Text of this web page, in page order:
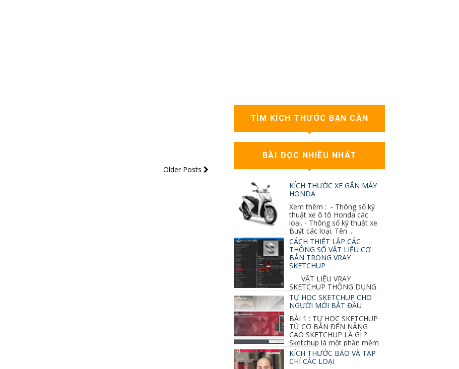
Older Posts
TÌM KÍCH THƯỚC BẠN CẦN
BÀI ĐỌC NHIỀU NHẤT
KÍCH THƯỚC XE GẮN MÁY
HONDA
Xem thêm : - Thông số kỹ
thuật xe ô tô Honda các
loại. - Thông số kỹ thuật xe
Buýt các loại. Tên ...
CÁCH THIẾT LẬP CÁC
THÔNG SỐ VẬT LIỆU CƠ
BẢN TRONG VRAY
SKETCHUP
VẬT LIỆU VRAY
SKETCHUP THÔNG DỤNG
NHẤT 1. VẬT LIỆU VRAY INOX BÓNG: ●
Diffuse : đen ● Reflection color ...
TỰ HỌC SKETCHUP CHO
NGƯỜI MỚI BẮT ĐẦU
BÀI 1 : TỰ HỌC SKETCHUP
TỪ CƠ BẢN ĐẾN NÂNG
CAO SKETCHUP LÀ GÌ ?
Sketchup là một phần mềm
vẽ 3d của Google, nó khá dễ sữ...
KÍCH THƯỚC BÁO VÀ TẠP
CHÍ CÁC LOẠI